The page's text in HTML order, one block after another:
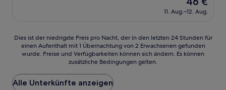
Preis
beträgt
11. Aug.–12. Aug.
Dies
der
Preis
pro
Dies ist der niedrigste Preis pro Nacht, der in den letzten 24 Stunden für
einen Aufenthalt mit 1 Übernachtung von 2 Erwachsenen gefunden
wurde. Preise und Verfügbarkeiten können sich ändern. Es können
zusätzliche Bedingungen gelten.
Alle Unterkünfte anzeigen